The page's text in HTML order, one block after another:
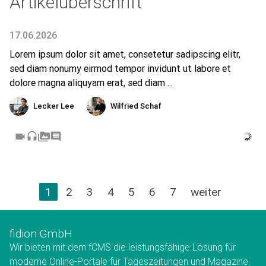
Lecker Lee Wilfried Schaf
17.06.2026
Lorem ipsum dolor sit amet, consetetur sadipscing elitr,
sed diam nonumy eirmod tempor invidunt ut labore et
dolore magna aliquyam erat, sed diam ...
videocam headsetperm_mediacomment
1 2 3 4 5 6 7 weiter
fidion GmbH
Wir bieten mit dem fCMS die leistungsfähige Lösung für
moderne Online-Portale für Tageszeitungen und Magazine.